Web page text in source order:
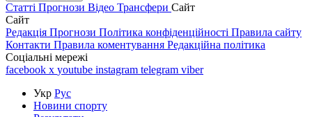
Статті Прогнози Відео Трансфери Сайт
Сайт
Редакція Прогнози Політика конфіденційності Правила сайту
Контакти Правила коментування Редакційна політика
Соціальні мережі
facebook x youtube instagram telegram viber
Укр Рус
Новини спорту